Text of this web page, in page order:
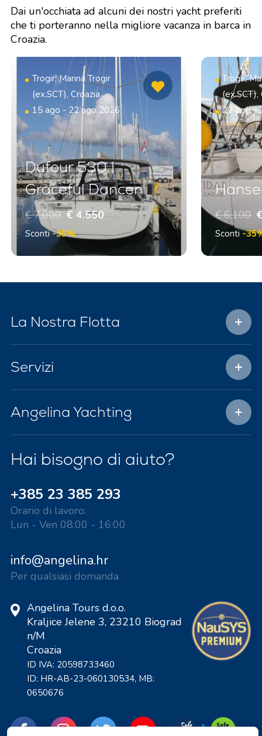
Dai un'occhiata ad alcuni dei nostri yacht preferiti
che ti porteranno nella migliore vacanza in barca in
Croazia.
Trogir, Marina Trogir
(ex.SCT), Croazia
15 ago - 22 ago 2026
Dufour 530 |
Graceful Dancer
€ 7.000 € 4.550
Sconti-35%
Trogir,
(ex.SCT),
22 ago -
€ 6.100
Sconti-
La Nostra Flotta
Servizi
Angelina Yachting
Hai bisogno di aiuto?
+385 23 385 293
Orario di lavoro:
Lun - Ven 08:00 - 16:00
info@angelina.hr
Per qualsiasi domanda
Angelina Tours d.o.o.
Kraljice Jelene 3, 23210 Biograd
n/M
Croazia
ID IVA: 20598733460
ID: HR-AB-23-060130534, MB:
0650676